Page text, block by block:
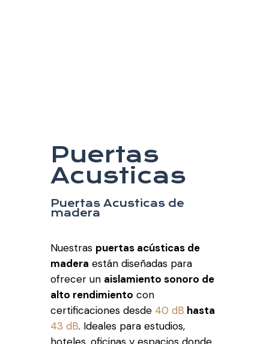
Puertas
Acusticas
Puertas Acusticas de
madera
Nuestras puertas acústicas de
madera están diseñadas para
ofrecer un aislamiento sonoro de
alto rendimiento con
certificaciones desde 40 dB hasta
43 dB. Ideales para estudios,